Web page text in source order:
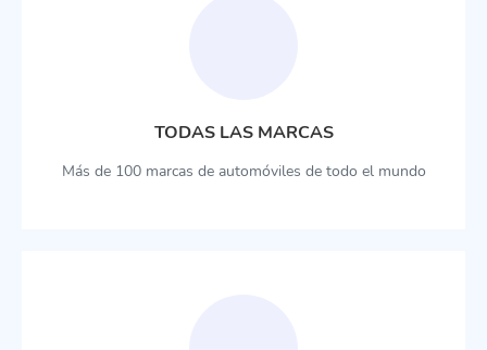
TODAS LAS MARCAS
Más de 100 marcas de automóviles de todo el mundo